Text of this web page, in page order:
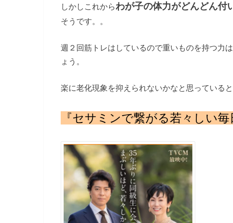
しかしこれからわが子の体力がどんどん付
そうです。。
週２回筋トレはしているので重いものを持つ力
ょう。
楽に老化現象を抑えられないかなと思っている
『セサミンで繋がる若々しい毎